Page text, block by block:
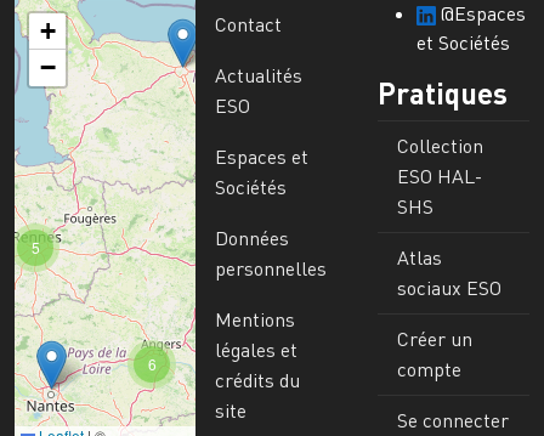
6
5
+
−
Contact
Actualités
ESO
Espaces et
Sociétés
Données
personnelles
Mentions
légales et
crédits du
site
@Espaces
et Sociétés
Pratiques
Collection
ESO HAL-
SHS
Atlas
sociaux ESO
Créer un
compte
Se connecter